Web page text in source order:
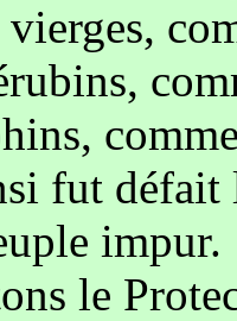
fut défait
impur.
le